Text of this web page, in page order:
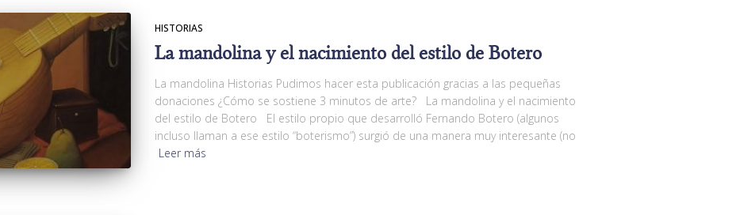
HISTORIAS
La mandolina y el nacimiento del estilo de Botero
La mandolina Historias Pudimos hacer esta publicación gracias a las pequeñas
donaciones ¿Cómo se sostiene 3 minutos de arte? La mandolina y el nacimiento
del estilo de Botero El estilo propio que desarrolló Fernando Botero (algunos
incluso llaman a ese estilo “boterismo”) surgió de una manera muy interesante (no
Leer más